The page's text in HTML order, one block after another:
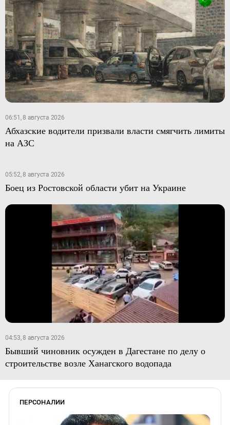
06:51, 8 августа 2026
Абхазские водители призвали власти смягчить лимиты
на АЗС
05:52, 8 августа 2026
Боец из Ростовской области убит на Украине
04:53, 8 августа 2026
Бывший чиновник осужден в Дагестане по делу о
строительстве возле Ханагского водопада
ПЕРСОНАЛИИ